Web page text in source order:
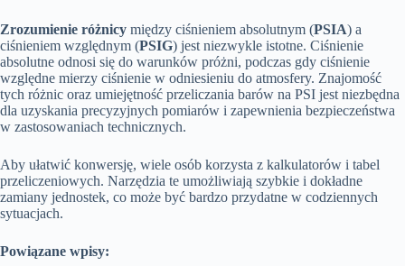
Zrozumienie różnicy między ciśnieniem absolutnym (PSIA) a
ciśnieniem względnym (PSIG) jest niezwykle istotne. Ciśnienie
absolutne odnosi się do warunków próżni, podczas gdy ciśnienie
względne mierzy ciśnienie w odniesieniu do atmosfery. Znajomość
tych różnic oraz umiejętność przeliczania barów na PSI jest niezbędna
dla uzyskania precyzyjnych pomiarów i zapewnienia bezpieczeństwa
w zastosowaniach technicznych.
Aby ułatwić konwersję, wiele osób korzysta z kalkulatorów i tabel
przeliczeniowych. Narzędzia te umożliwiają szybkie i dokładne
zamiany jednostek, co może być bardzo przydatne w codziennych
sytuacjach.
Powiązane wpisy: